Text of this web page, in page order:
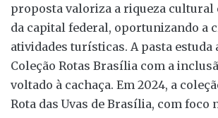
proposta valoriza a riqueza cultural
da capital federal, oportunizando a
atividades turísticas. A pasta estuda
Coleção Rotas Brasília com a
voltado à cachaça. Em 2024, a
Rota das Uvas de Brasília, com foco